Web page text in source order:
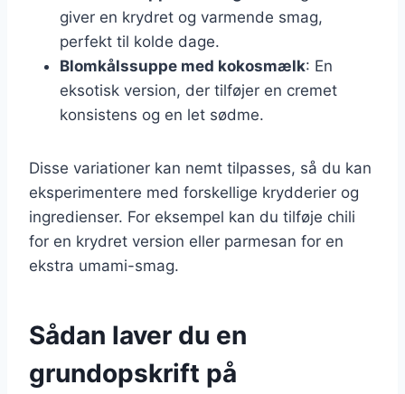
giver en krydret og varmende smag,
perfekt til kolde dage.
Blomkålssuppe med kokosmælk: En
eksotisk version, der tilføjer en cremet
konsistens og en let sødme.
Disse variationer kan nemt tilpasses, så du kan
eksperimentere med forskellige krydderier og
ingredienser. For eksempel kan du tilføje chili
for en krydret version eller parmesan for en
ekstra umami-smag.
Sådan laver du en
grundopskrift på